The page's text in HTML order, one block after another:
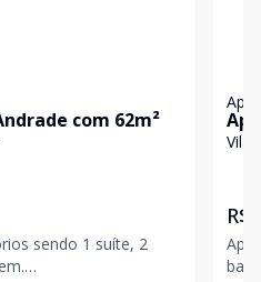
com 62m²
sendo 1 suíte, 2
Vila
R$